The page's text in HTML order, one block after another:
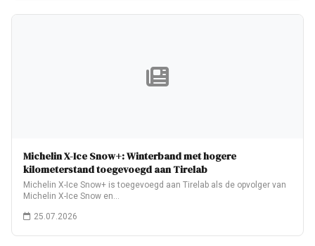
Michelin X-Ice Snow+: Winterband met hogere
kilometerstand toegevoegd aan Tirelab
Michelin X-Ice Snow+ is toegevoegd aan Tirelab als de opvolger van
Michelin X-Ice Snow en…
25.07.2026